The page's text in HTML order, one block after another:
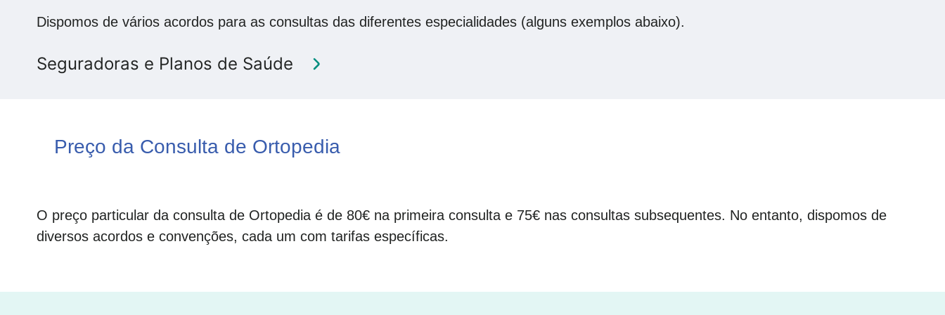
Dispomos de vários acordos para as consultas das diferentes especialidades (alguns exemplos abaixo).
Seguradoras e Planos de Saúde
Preço da Consulta de Ortopedia
O preço particular da consulta de Ortopedia é de 80€ na primeira consulta e 75€ nas consultas subsequentes. No entanto, dispomos de
diversos acordos e convenções, cada um com tarifas específicas.